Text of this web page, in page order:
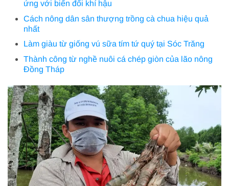
ứng với biến đổi khí hậu
Cách nông dân sân thượng trồng cà chua hiệu quả
nhất
Làm giàu từ giống vú sữa tím tứ quý tại Sóc Trăng
Thành công từ nghề nuôi cá chép giòn của lão nông
Đồng Tháp